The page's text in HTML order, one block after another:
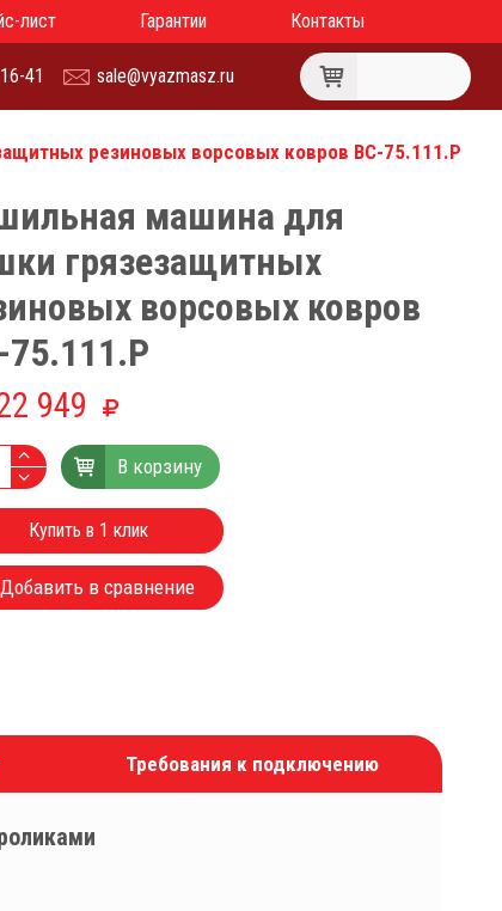
лист Гарантии
Контакты
41 sale@vyazmasz.ru
резиновых ворсовых ковров ВС-75.111.Р
машина для
грязезащитных
ворсовых ковров
949
В корзину
Купить в 1 клик
Добавить в сравнение
Требования к подключению